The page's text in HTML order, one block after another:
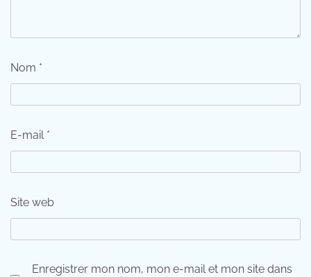
Nom *
E-mail *
Site web
Enregistrer mon nom, mon e-mail et mon site dans